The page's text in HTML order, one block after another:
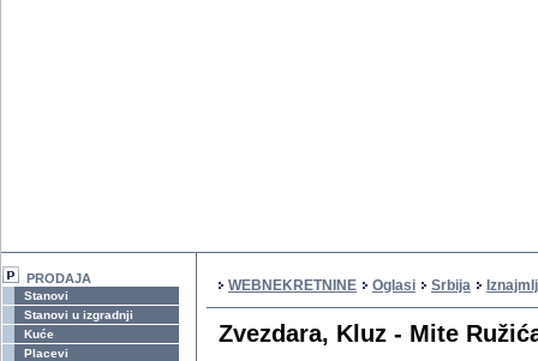
PRODAJA
Stanovi
Stanovi u izgradnji
Kuće
Placevi
WEBNEKRETNINE Oglasi Srbija
Zvezdara, Kluz - Mite